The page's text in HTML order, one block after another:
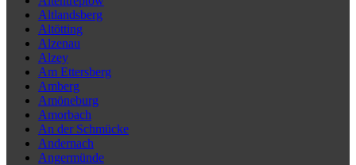
Altlandsberg
Altötting
Alzenau
Alzey
Am Ettersberg
Amberg
Amöneburg
Amorbach
An der Schmücke
Andernach
Angermünde